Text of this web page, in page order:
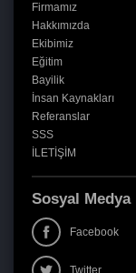
Firmamız
Hakkımızda
Ekibimiz
Eğitim
Bayilik
İnsan Kaynakları
Referanslar
SSS
İLETİŞİM
Sosyal Medya
Facebook
Twitter